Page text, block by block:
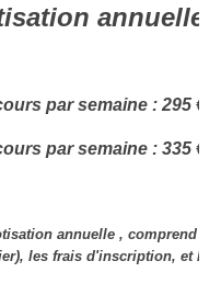
annuelle
par semaine : 295 €
par semaine : 335 €
annuelle , comprend
les frais d'inscription, et